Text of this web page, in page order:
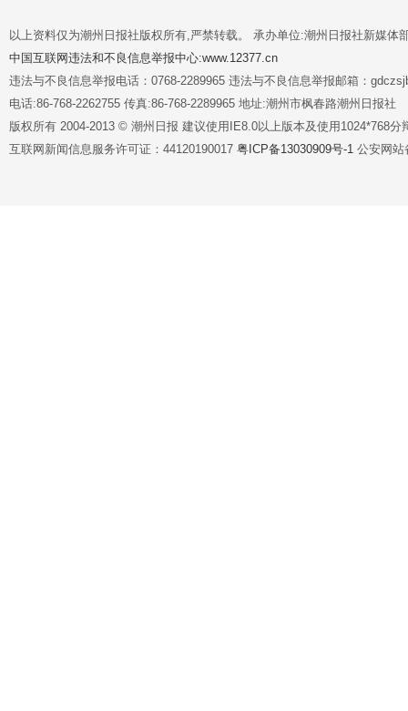
以上资料仅为潮州日报社版权所有,严禁转载。 承办单位:潮州日报社新媒体
中国互联网违法和不良信息举报中心:www.12377.cn
违法与不良信息举报电话：0768-2289965 违法与不良信息举报邮箱：
电话:86-768-2262755 传真:86-768-2289965 地址:潮州市枫春路潮州日报社
版权所有 2004-2013 © 潮州日报 建议使用IE8.0以上版本及使用1024*768分
互联网新闻信息服务许可证：44120190017 粤ICP备13030909号-1 公安网站